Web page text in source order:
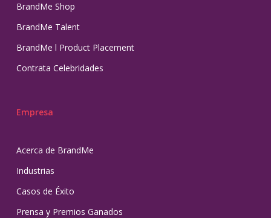
BrandMe Shop
BrandMe Talent
BrandMe l Product Placement
Contrata Celebridades
Empresa
Acerca de BrandMe
Industrias
Casos de Éxito
Prensa y Premios Ganados